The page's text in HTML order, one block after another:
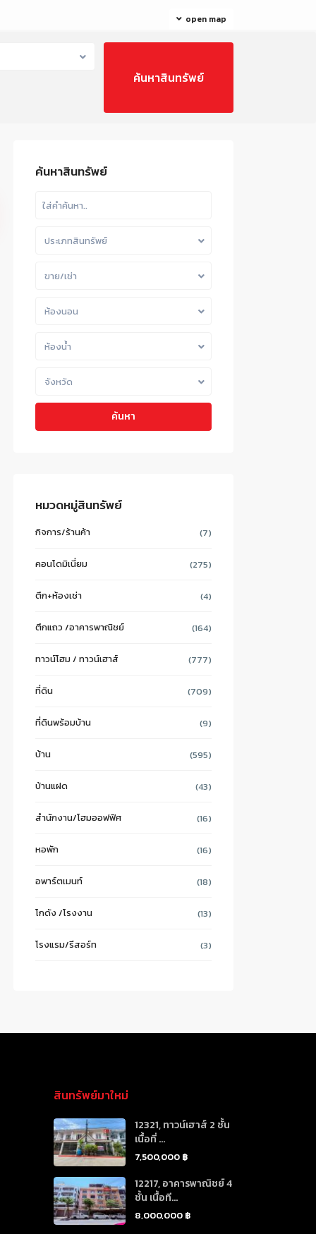
open map
ค้นหาสินทรัพย์
ประเภทสินทรัพย์
ขาย/เช่า
ห้องนอน
ห้องน้ำ
จังหวัด
ค้นหา
หมวดหมู่สินทรัพย์
กิจการ/ร้านค้า (7)
คอนโดมิเนี่ยม (275)
ตึก+ห้องเช่า (4)
ตึกแถว /อาคารพาณิชย์ (164)
ทาวน์โฮม / ทาวน์เฮาส์ (777)
ที่ดิน (709)
ที่ดินพร้อมบ้าน (9)
บ้าน (595)
บ้านแฝด (43)
สำนักงาน/โฮมออฟฟิศ (16)
หอพัก (16)
อพาร์ตเมนท์ (18)
โกดัง /โรงงาน (13)
โรงแรม/รีสอร์ท (3)
สินทรัพย์มาใหม่
12321, ทาวน์เฮาส์ 2 ชั้น
เนื้อที่ ...
7,500,000 ฿
12217, อาคารพาณิชย์ 4
ชั้น เนื้อที...
8,000,000 ฿